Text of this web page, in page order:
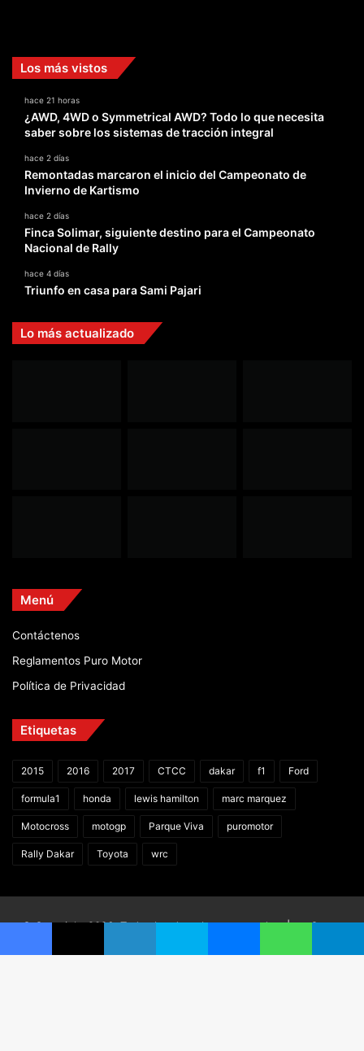
Los más vistos
hace 21 horas
¿AWD, 4WD o Symmetrical AWD? Todo lo que necesita
saber sobre los sistemas de tracción integral
hace 2 días
Remontadas marcaron el inicio del Campeonato de
Invierno de Kartismo
hace 2 días
Finca Solimar, siguiente destino para el Campeonato
Nacional de Rally
hace 4 días
Triunfo en casa para Sami Pajari
Lo más actualizado
Menú
Contáctenos
Reglamentos Puro Motor
Política de Privacidad
Etiquetas
2015 2016 2017 CTCC dakar f1 Ford
formula1 honda lewis hamilton marc marquez
Motocross motogp Parque Viva puromotor
Rally Dakar Toyota wrc
© Copyright 2026, Todos los derechos reservados |
Grupo
FacebookX LinkedIn Skype MessengerWhatsAppTelegram